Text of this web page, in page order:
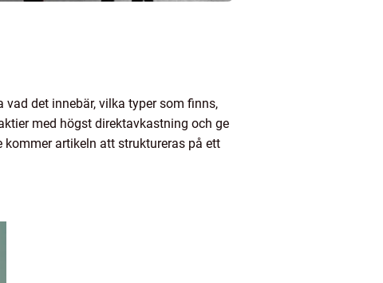
det innebär, vilka typer som finns,
med högst direktavkastning och ge
artikeln att struktureras på ett